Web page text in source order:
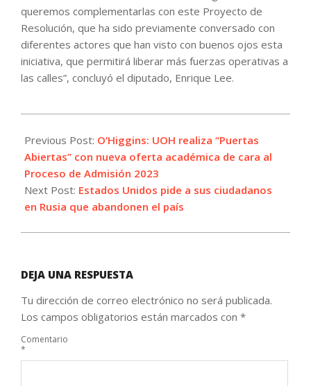
queremos complementarlas con este Proyecto de
Resolución, que ha sido previamente conversado con
diferentes actores que han visto con buenos ojos esta
iniciativa, que permitirá liberar más fuerzas operativas a
las calles”, concluyó el diputado, Enrique Lee.
09-
28
Previous Post: O’Higgins: UOH realiza “Puertas
Abiertas” con nueva oferta académica de cara al
Proceso de Admisión 2023
Next Post: Estados Unidos pide a sus ciudadanos
en Rusia que abandonen el país
DEJA UNA RESPUESTA
Tu dirección de correo electrónico no será publicada.
Los campos obligatorios están marcados con *
Comentario
*